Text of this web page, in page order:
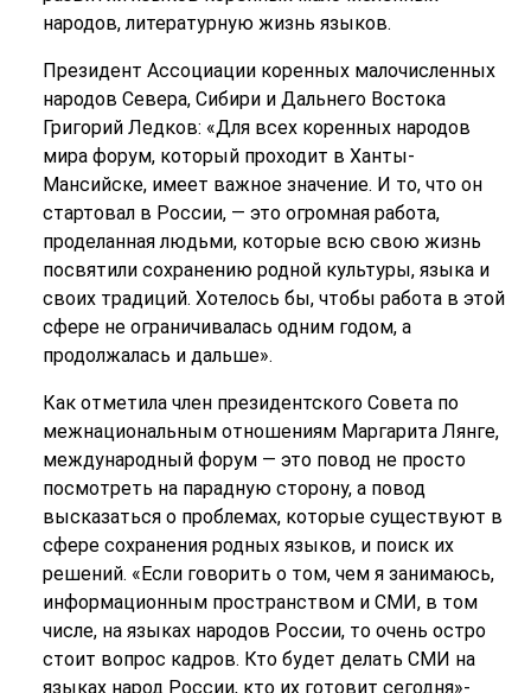
народов, литературную жизнь языков.
Президент Ассоциации коренных малочисленных
народов Севера, Сибири и Дальнего Востока
Григорий Ледков: «Для всех коренных народов
мира форум, который проходит в Ханты-
Мансийске, имеет важное значение. И то, что он
стартовал в России, — это огромная работа,
проделанная людьми, которые всю свою жизнь
посвятили сохранению родной культуры, языка и
своих традиций. Хотелось бы, чтобы работа в этой
сфере не ограничивалась одним годом, а
продолжалась и дальше».
Как отметила член президентского Совета по
межнациональным отношениям Маргарита Лянге,
международный форум — это повод не просто
посмотреть на парадную сторону, а повод
высказаться о проблемах, которые существуют в
сфере сохранения родных языков, и поиск их
решений. «Если говорить о том, чем я занимаюсь,
информационным пространством и СМИ, в том
числе, на языках народов России, то очень остро
стоит вопрос кадров. Кто будет делать СМИ на
языках народ России, кто их готовит сегодня»-